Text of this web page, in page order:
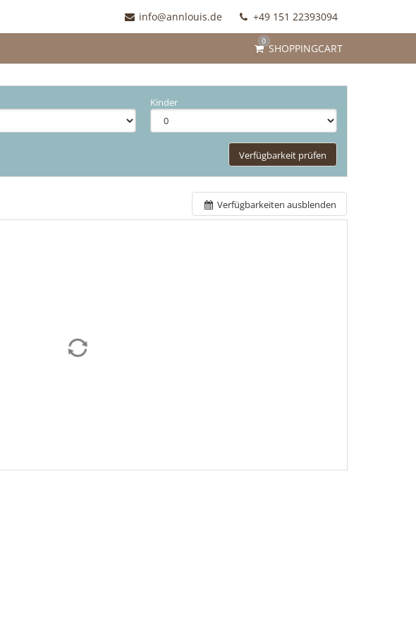
info@annlouis.de +49 151 22393094
0
SHOPPINGCART
Kinder
Verfügbarkeit prüfen
Verfügbarkeiten ausblenden